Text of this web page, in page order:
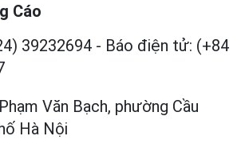
Cáo
39232694 - Báo điện tử: (+84
Văn Bạch, phường Cầu
Hà Nội